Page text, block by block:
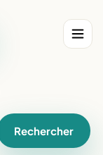
Rechercher